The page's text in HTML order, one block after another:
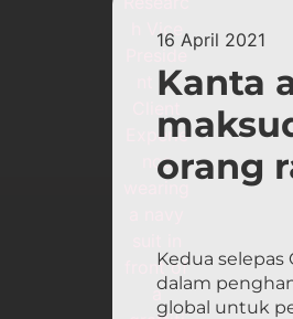
16 April 2021
Kanta
orang
Kedua
dalam
global untuk